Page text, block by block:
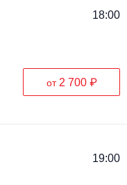
18:00
от 2 700 ₽
19:00